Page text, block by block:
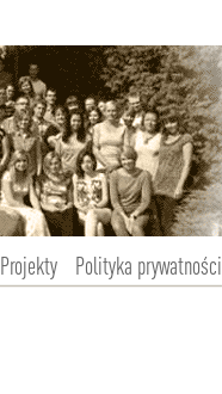
Projekty Polityka prywatności